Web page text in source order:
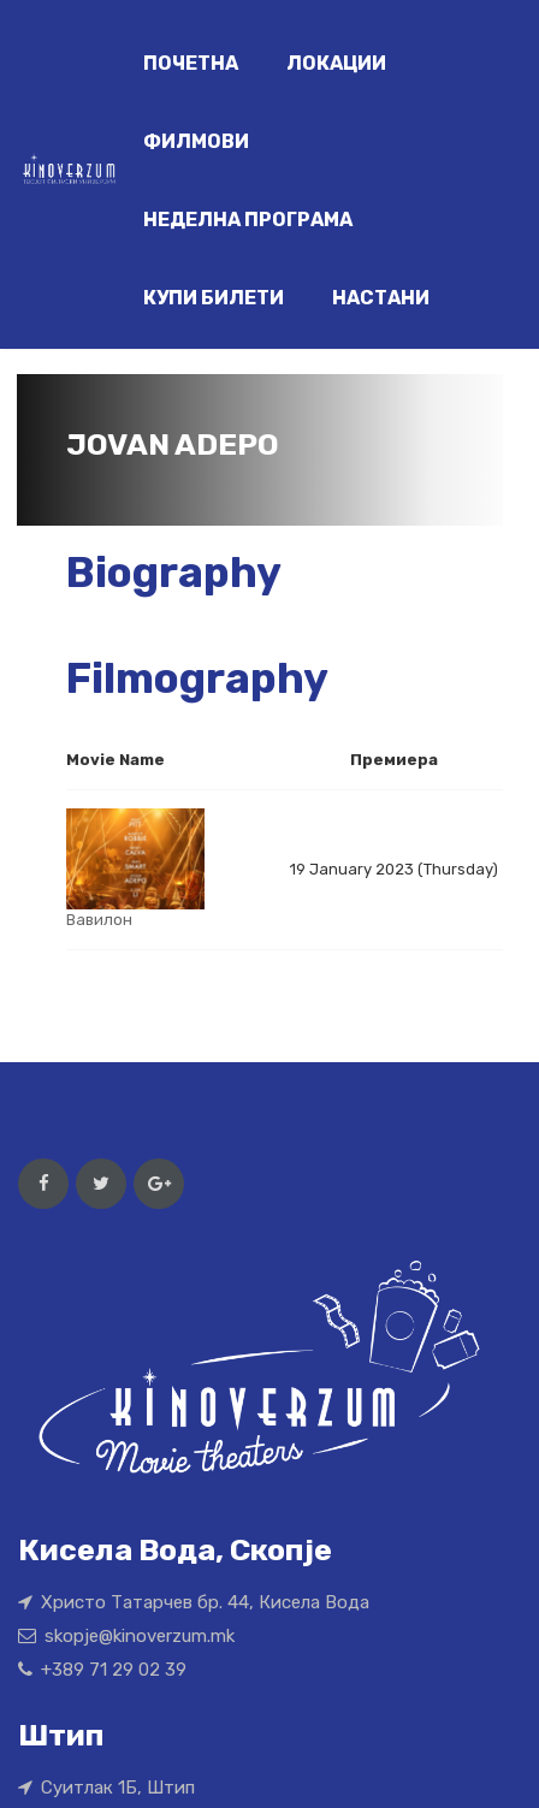
ПОЧЕТНА ЛОКАЦИИ
ФИЛМОВИ
НЕДЕЛНА ПРОГРАМА
КУПИ БИЛЕТИ НАСТАНИ
JOVAN ADEPO
Biography
Filmography
Movie Name Премиера
Вавилон
19 January 2023 (Thursday)
Кисела Вода, Скопје
Христо Татарчев бр. 44, Кисела Вода
skopje@kinoverzum.mk
+389 71 29 02 39
Штип
Суитлак 1Б, Штип